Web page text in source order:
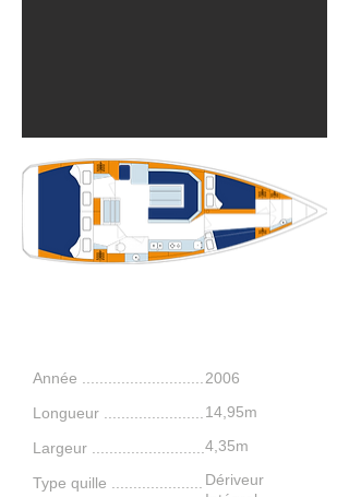
Année ............................
L ongueur ....
Largeur ..........................
Type quille .....................
2006
14,95m
4,35m
Dériveur